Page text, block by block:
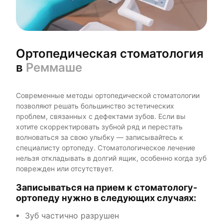
Ортопедическая стоматология
в Реммаше
Современные методы ортопедической стоматологии
позволяют решать большинство эстетических
проблем, связанных с дефектами зубов. Если вы
хотите скорректировать зубной ряд и перестать
волноваться за свою улыбку — записывайтесь к
специалисту ортопеду. Стоматологическое лечение
нельзя откладывать в долгий ящик, особенно когда зуб
поврежден или отсутствует.
Записываться на прием к стоматологу-
ортопеду нужно в следующих случаях:
Зуб частично разрушен